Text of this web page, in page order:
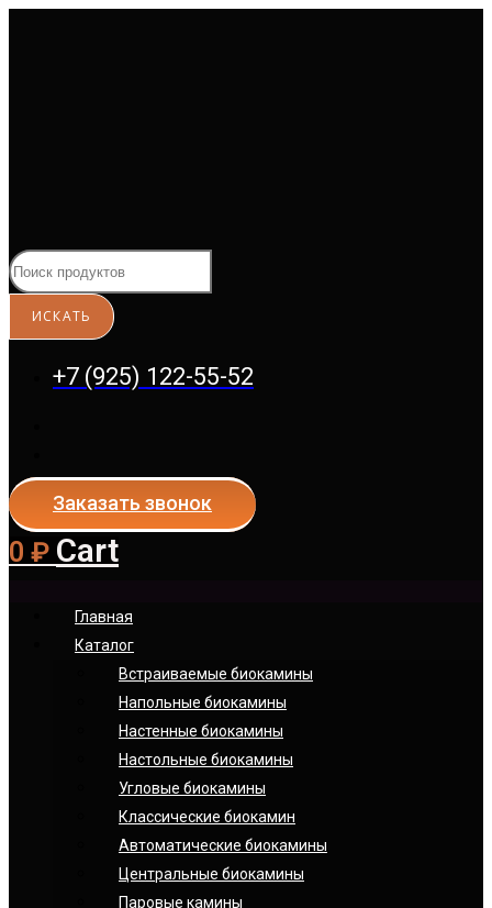
+7 (925) 122-55-52
Заказать звонок
0 ₽ Cart
Главная
Каталог
Встраиваемые биокамины
Напольные биокамины
Настенные биокамины
Настoльные биокамины
Угловые биокамины
Классические биокамин
Автоматические биокамины
Центральные биокамины
Паровые камины